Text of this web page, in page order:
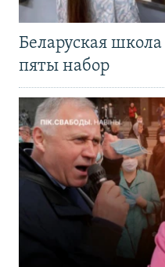
Беларуская
пяты набор